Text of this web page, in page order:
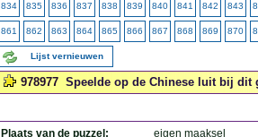
834 835 836 837 838 839 840 841 842 843
861 862 863 864 865 866 867 868 869 870
Lijst vernieuwen
978977 Speelde op de Chinese luit bij dit
Plaats van de puzzel:
eigen maaksel